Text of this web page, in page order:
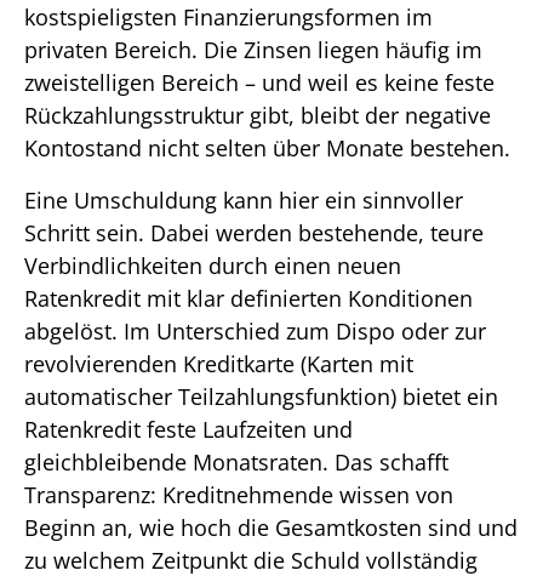
kostspieligsten Finanzierungsformen im
privaten Bereich. Die Zinsen liegen häufig im
zweistelligen Bereich – und weil es keine feste
Rückzahlungsstruktur gibt, bleibt der negative
Kontostand nicht selten über Monate bestehen.
Eine Umschuldung kann hier ein sinnvoller
Schritt sein. Dabei werden bestehende, teure
Verbindlichkeiten durch einen neuen
Ratenkredit mit klar definierten Konditionen
abgelöst. Im Unterschied zum Dispo oder zur
revolvierenden Kreditkarte (Karten mit
automatischer Teilzahlungsfunktion) bietet ein
Ratenkredit feste Laufzeiten und
gleichbleibende Monatsraten. Das schafft
Transparenz: Kreditnehmende wissen von
Beginn an, wie hoch die Gesamtkosten sind und
zu welchem Zeitpunkt die Schuld vollständig